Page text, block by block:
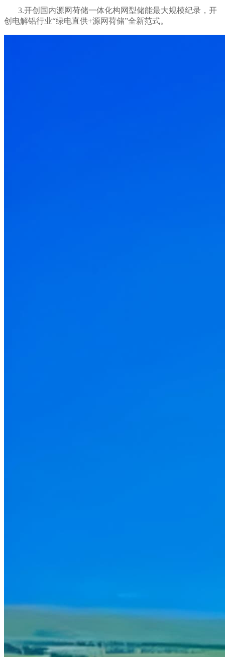
3.开创国内源网荷储一体化构网型储能最大规模纪录，开
创电解铝行业“绿电直供+源网荷储”全新范式。